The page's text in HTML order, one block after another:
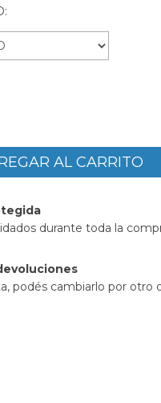
durante toda la
podés cambiarlo por otro